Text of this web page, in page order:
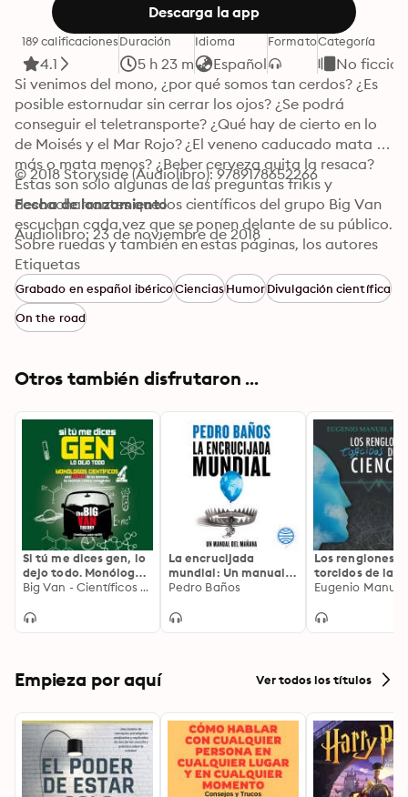
Descarga la app
189 calificaciones
4.1
Duración
5 h 23 m
Idioma
Español
FormatoCategoría
No ficción
Si venimos del mono, ¿por qué somos tan cerdos? ¿Es
posible estornudar sin cerrar los ojos? ¿Se podrá
conseguir el teletransporte? ¿Qué hay de cierto en lo
de Moisés y el Mar Rojo? ¿El veneno caducado mata
más o mata menos? ¿Beber cerveza quita la resaca?
Estas son solo algunas de las preguntas frikis y
descacharrantes que los científicos del grupo Big Van
escuchan cada vez que se ponen delante de su público.
Sobre ruedas y también en estas páginas, los autores
de Si tú me dices gen lo dejo todo vuelven a explicar
con humor, no falto de sabiduría, las cuestiones más
increíbles de la ciencia, esas que suscitan la curiosidad
y el interés de la gente, y que mejor reflejan el
conocido. 107 (¡bello número primo!) preguntas y
todas qué fue antes: ¿el huevo o la gallina?
© 2018 Storyside (Audiolibro): 9789178652266
Fecha de lanzamiento
Audiolibro: 23 de noviembre de 2018
Etiquetas
Grabado en español ibéricoCienciasHumorDivulgación científica
On the road
Otros también disfrutaron ...
Si tú me dices gen, lo
dejo todo. Monólogos
científicos para reírte
bacterias y demás
Big Van - Científicos sobre Ruedas
La encrucijada
mundial: Un manual
del mañana
Pedro Baños
Los renglones
torcidos de la
Empieza por aquí Ver todos los títulos